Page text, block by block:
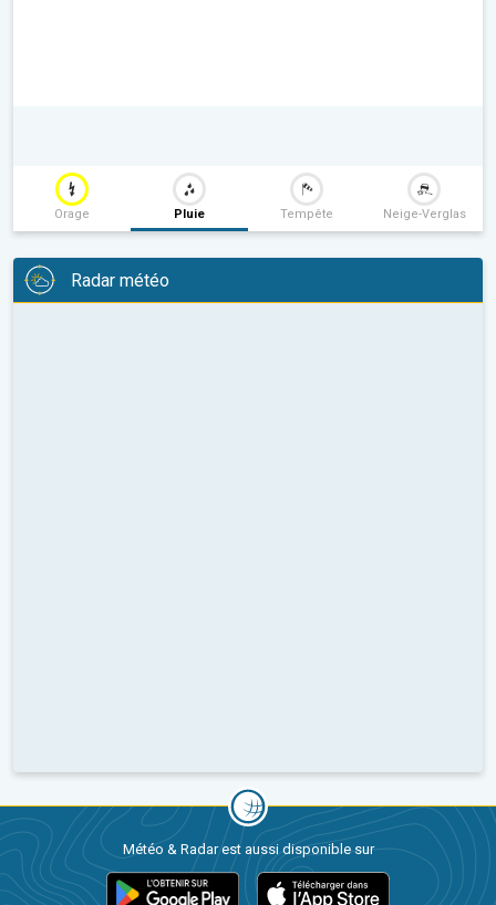
Orage Pluie Tempête Neige-Verglas
Radar météo
Météo & Radar est aussi disponible sur